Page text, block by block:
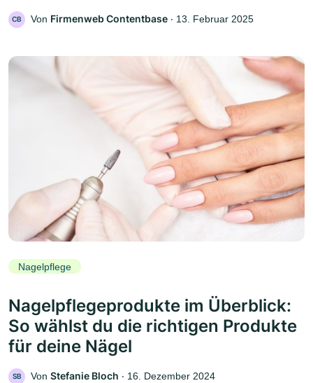
CB Von Firmenweb Contentbase ‧ 13. Februar 2025
Nagelpflege
Nagelpflegeprodukte im Überblick:
So wählst du die richtigen Produkte
für deine Nägel
SB Von Stefanie Bloch ‧ 16. Dezember 2024